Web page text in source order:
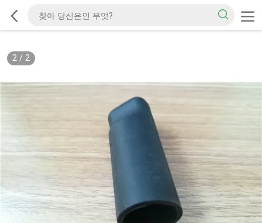
2/ 2